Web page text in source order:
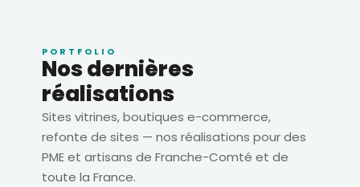
PORTFOLIO
Nos dernières
réalisations
Sites vitrines, boutiques e-commerce,
refonte de sites — nos réalisations pour des
PME et artisans de Franche-Comté et de
toute la France.